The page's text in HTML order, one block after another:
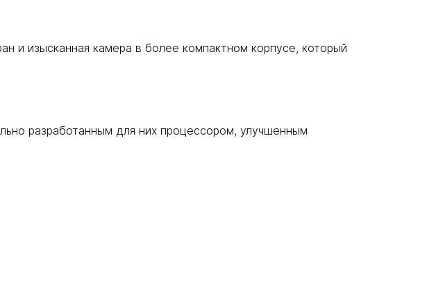
и изысканная камера в более компактном корпусе, который
разработанным для них процессором, улучшенным